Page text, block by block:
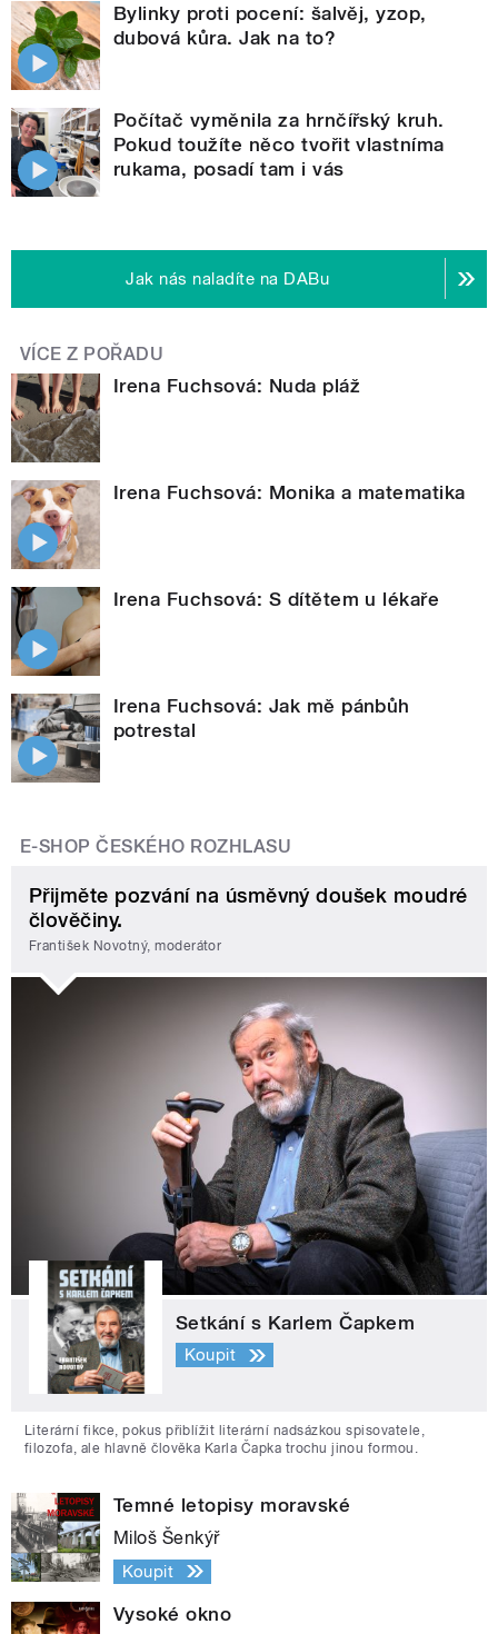
Bylinky proti pocení: šalvěj, yzop,
dubová kůra. Jak na to?
Počítač vyměnila za hrnčířský kruh.
Pokud toužíte něco tvořit vlastníma
rukama, posadí tam i vás
Jak nás naladíte na DABu
VÍCE Z POŘADU
Irena Fuchsová: Nuda pláž
Irena Fuchsová: Monika a matematika
Irena Fuchsová: S dítětem u lékaře
Irena Fuchsová: Jak mě pánbůh
potrestal
E-SHOP ČESKÉHO ROZHLASU
Přijměte pozvání na úsměvný doušek moudré
člověčiny.
František Novotný, moderátor
Setkání s Karlem Čapkem
Koupit
Literární fikce, pokus přiblížit literární nadsázkou spisovatele,
filozofa, ale hlavně člověka Karla Čapka trochu jinou formou.
Temné letopisy moravské
Miloš Šenkýř
Koupit
Vysoké okno